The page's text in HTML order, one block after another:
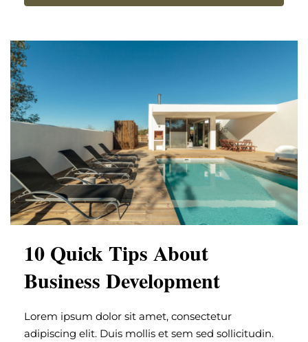
10 Quick Tips About
Business Development
Lorem ipsum dolor sit amet, consectetur
adipiscing elit. Duis mollis et sem sed sollicitudin.